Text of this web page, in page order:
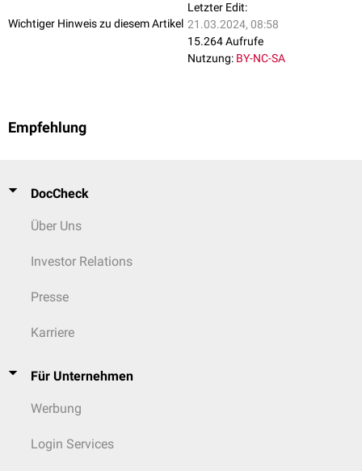
Wichtiger Hinweis zu diesem Artikel
Letzter Edit:
21.03.2024, 08:58
15.264 Aufrufe
Nutzung: BY-NC-SA
Empfehlung
DocCheck
Über Uns
Investor Relations
Presse
Karriere
Für Unternehmen
Werbung
Login Services